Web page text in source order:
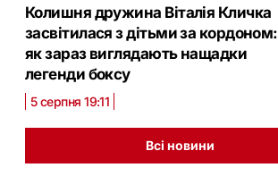
Колишня дружина Віталія Кличка
засвітилася з дітьми за кордоном:
як зараз виглядають нащадки
легенди боксу
5 серпня 19:11
Всі новини